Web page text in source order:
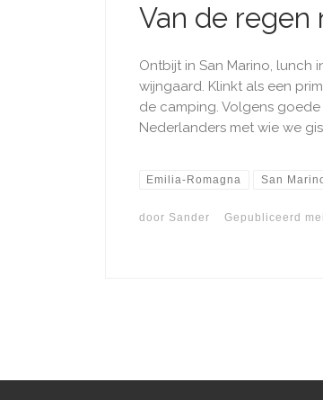
Van de regen
Ontbijt in San Marino, lunch
wijngaard. Klinkt als een
de camping. Volgens
Nederlanders met wie we
Emilia-Romagna San
door Sander Gepubliceerd